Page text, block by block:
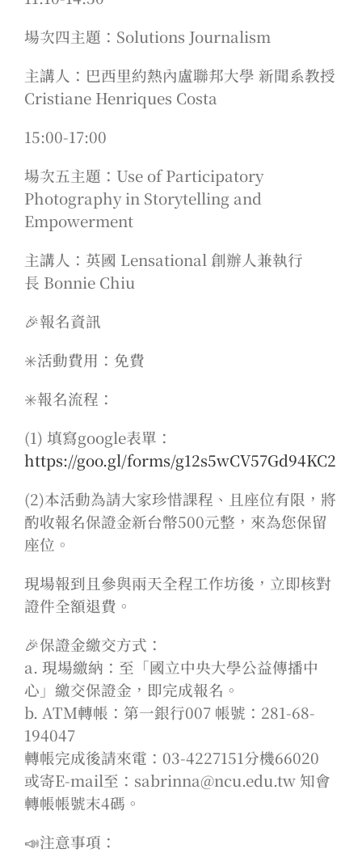
場次四主題：Solutions Journalism
主講人：巴西里約熱內盧聯邦大學 新聞系教授
Cristiane Henriques Costa
15:00-17:00
場次五主題：Use of Participatory
Photography in Storytelling and
Empowerment
主講人：英國 Lensational 創辦人兼執行
長 Bonnie Chiu
🎉報名資訊
✳️活動費用：免費
✳️報名流程：
(1) 填寫google表單：
https://goo.gl/forms/g12s5wCV57Gd94KC2
(2)本活動為請大家珍惜課程、且座位有限，將
酌收報名保證金新台幣500元整，來為您保留
座位。
現場報到且參與兩天全程工作坊後，立即核對
證件全額退費。
🎉保證金繳交方式：
a. 現場繳納：至「國立中央大學公益傳播中
心」繳交保證金，即完成報名。
b. ATM轉帳：第一銀行007 帳號：281-68-
194047
轉帳完成後請來電：03-4227151分機66020
或寄E-mail至：sabrinna@ncu.edu.tw 知會
轉帳帳號末4碼。
📣注意事項：